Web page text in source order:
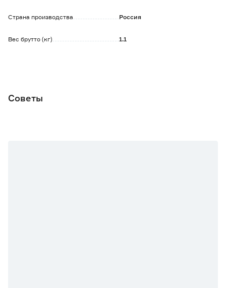
Страна производства Россия
Вес брутто (кг) 1.1
Советы